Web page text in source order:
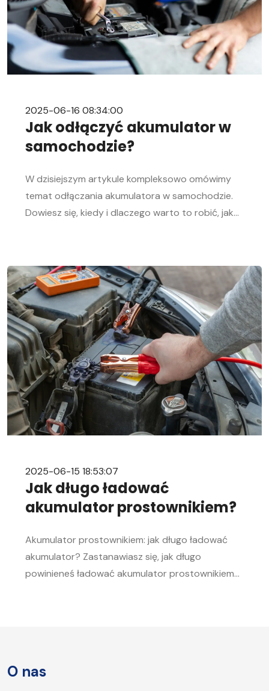
2025-06-16 08:34:00
Jak odłączyć akumulator w
samochodzie?
W dzisiejszym artykule kompleksowo omówimy
temat odłączania akumulatora w samochodzie.
Dowiesz się, kiedy i dlaczego warto to robić, jak
pomoże Ci sprawnie przeprowadzić tę czynność,
niezależnie od Twojego doświadczenia w
mechanice samochodowej. Objawy
rozładowanego akumulatora Rozładowanie
akumulatora w aucie to problem, którego żaden
kierowca […]
2025-06-15 18:53:07
Jak długo ładować
akumulator prostownikiem?
Akumulator prostownikiem: jak długo ładować
akumulator? Zastanawiasz się, jak długo
powinieneś ładować akumulator prostownikiem?
jak długo ładować akumulator samochodowy i
O nas